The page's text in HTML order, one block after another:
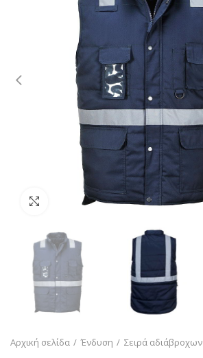
Click to enlarge
Αρχική σελίδα Ένδυση Σειρά αδιάβροχων